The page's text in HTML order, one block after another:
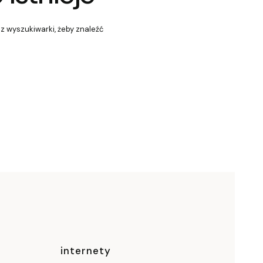
wyszukiwarki, żeby znaleźć
internety